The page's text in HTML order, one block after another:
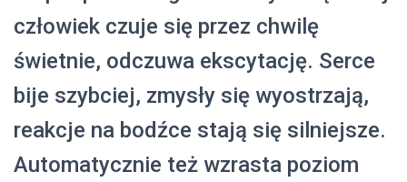
człowiek czuje się przez chwilę
świetnie, odczuwa ekscytację. Serce
bije szybciej, zmysły się wyostrzają,
reakcje na bodźce stają się silniejsze.
Automatycznie też wzrasta poziom